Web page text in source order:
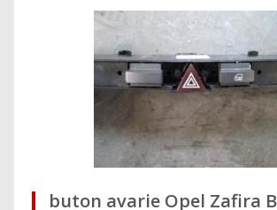
buton avarie Opel Zafira